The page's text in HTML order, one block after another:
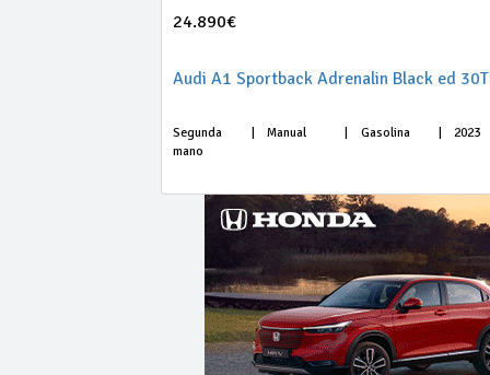
24.890€
Segunda
mano
Manual Gasolina 2023